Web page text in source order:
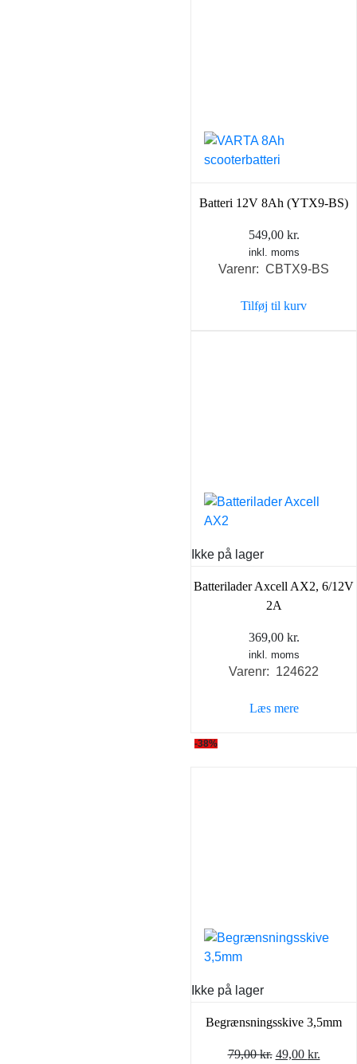
Batteri 12V 8Ah (YTX9-BS)
549,00 kr.
inkl. moms
Varenr: CBTX9-BS
Tilføj til kurv
Ikke på lager
Batterilader Axcell AX2, 6/12V
2A
369,00 kr.
inkl. moms
Varenr: 124622
Læs mere
-38%
Ikke på lager
Begrænsningsskive 3,5mm
79,00kr. Den
49,00 kr.